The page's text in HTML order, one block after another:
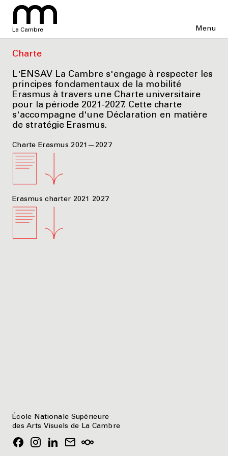
La Cambre Menu
Charte
L'ENSAV La Cambre s'engage à respecter les
principes fondamentaux de la mobilité
Erasmus à travers une Charte universitaire
pour la période 2021-2027. Cette charte
s'accompagne d'une Déclaration en matière
de stratégie Erasmus.
Charte Erasmus 2021—2027
Erasmus charter 2021 2027
École Nationale Supérieure
des Arts Visuels de La Cambre